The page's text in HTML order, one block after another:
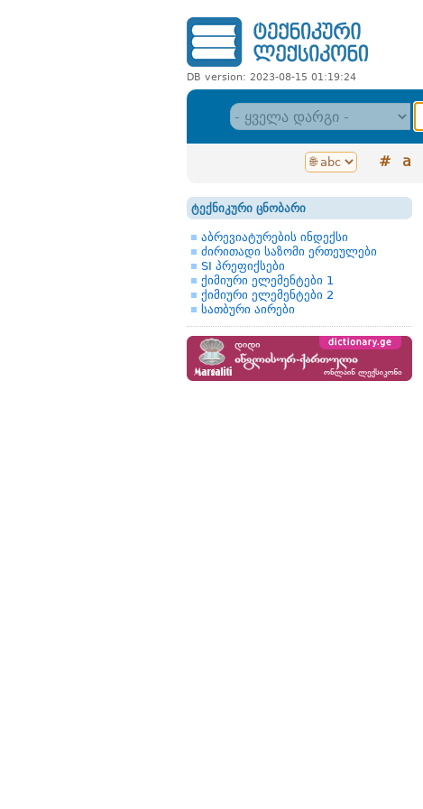
DB version: 2023-08-15 01:19:24
# a
ტექნიკური ცნობარი
აბრევიატურების ინდექსი
ძირითადი საზომი ერთეულები
SI პრეფიქსები
ქიმიური ელემენტები 1
ქიმიური ელემენტები 2
სათბური აირები